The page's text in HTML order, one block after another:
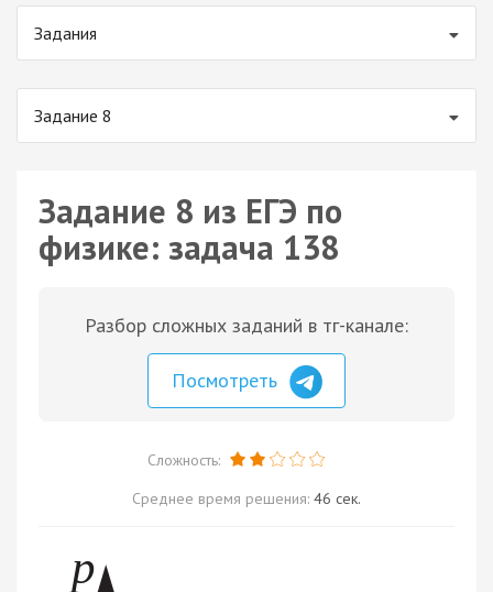
Задания
Задание 8
Задание 8 из ЕГЭ по
физике: задача 138
Разбор сложных заданий в тг-канале:
Посмотреть
Сложность:
Среднее время решения: 46 сек.